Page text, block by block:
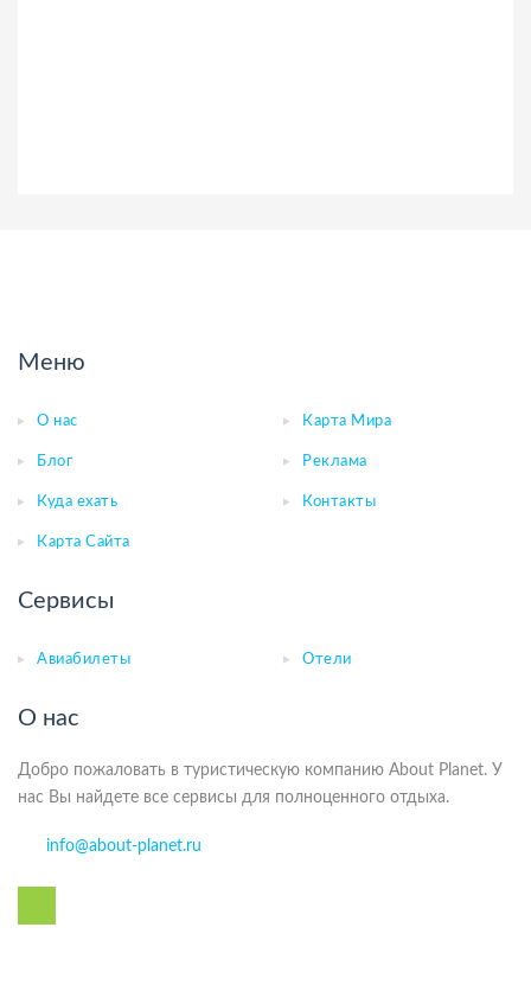
Меню
О нас Карта Мира
Блог Реклама
Куда ехать Контакты
Карта Сайта
Сервисы
Авиабилеты Отели
О нас
Добро пожаловать в туристическую компанию About Planet. У
нас Вы найдете все сервисы для полноценного отдыха.
info@about-planet.ru